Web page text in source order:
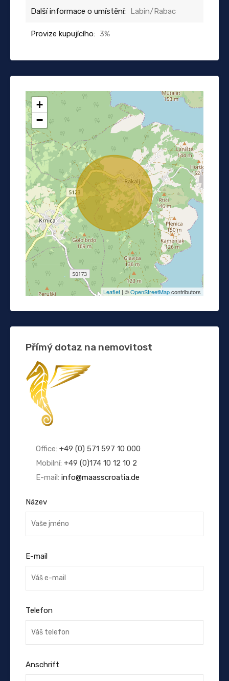
Další informace o umístění: Labin/Rabac
Provize kupujícího: 3%
+
−
Leaflet | ©OpenStreetMapcontributors
Přímý dotaz na nemovitost
Office: +49 (0) 571 597 10 000
Mobilní: +49 (0)174 10 12 10 2
E-mail: info@maasscroatia.de
Název
E-mail
Telefon
Anschrift